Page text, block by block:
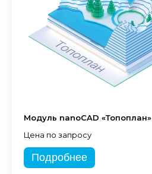
Модуль nanoCAD «Топоплан»
Цена по запросу
Подробнее